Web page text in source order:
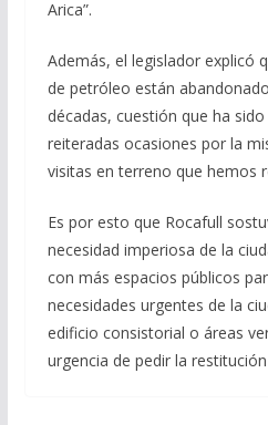
Arica”.
Además, el legislador explicó
de petróleo están
décadas, cuestión que ha
reiteradas ocasiones por la
visitas en terreno que hemos
Es por esto que Rocafull
necesidad imperiosa de la
con más espacios públicos
necesidades urgentes de la
edificio consistorial o áreas
urgencia de pedir la